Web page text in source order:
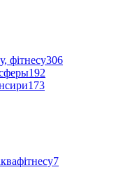
фітнесу306
192
173
7